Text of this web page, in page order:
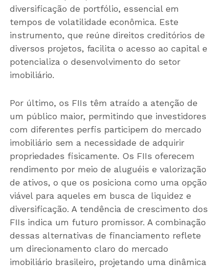
diversificação de portfólio, essencial em
tempos de volatilidade econômica. Este
instrumento, que reúne direitos creditórios de
diversos projetos, facilita o acesso ao capital e
potencializa o desenvolvimento do setor
imobiliário.
Por último, os FIIs têm atraído a atenção de
um público maior, permitindo que investidores
com diferentes perfis participem do mercado
imobiliário sem a necessidade de adquirir
propriedades fisicamente. Os FIIs oferecem
rendimento por meio de aluguéis e valorização
de ativos, o que os posiciona como uma opção
viável para aqueles em busca de liquidez e
diversificação. A tendência de crescimento dos
FIIs indica um futuro promissor. A combinação
dessas alternativas de financiamento reflete
um direcionamento claro do mercado
imobiliário brasileiro, projetando uma dinâmica